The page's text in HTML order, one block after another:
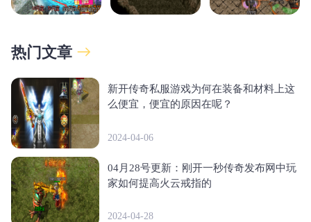
热门文章
新开传奇私服游戏为何在装备和材料上这
么便宜，便宜的原因在呢？
2024-04-06
04月28号更新：刚开一秒传奇发布网中玩
家如何提高火云戒指的
2024-04-28